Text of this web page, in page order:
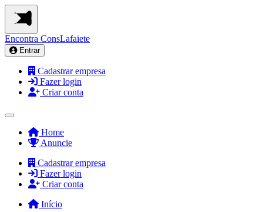
Encontra ConsLafaiete
Entrar
Cadastrar empresa
Fazer login
Criar conta
Home
Anuncie
Cadastrar empresa
Fazer login
Criar conta
Início